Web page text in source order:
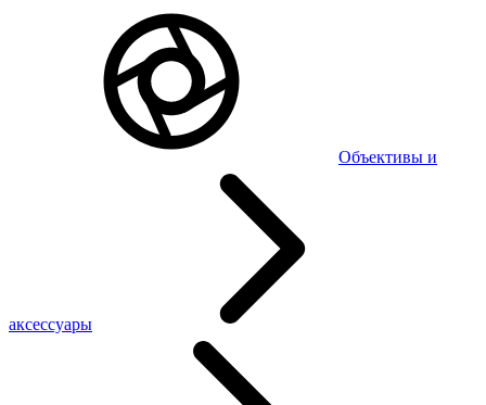
Объективы и
аксессуары